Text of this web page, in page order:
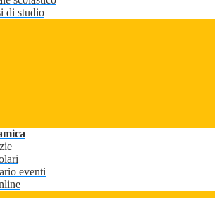
di studio
eventi